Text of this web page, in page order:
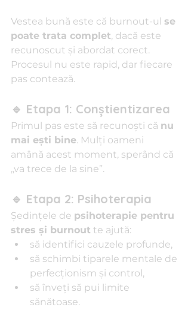
Vestea bună este că burnout-ul se
poate trata complet, dacă este
recunoscut și abordat corect.
Procesul nu este rapid, dar fiecare
pas contează.
🔹 Etapa 1: Conștientizarea
Primul pas este să recunoști că nu
mai ești bine. Mulți oameni
amână acest moment, sperând că
„va trece de la sine”.
🔹 Etapa 2: Psihoterapia
Ședințele de psihoterapie pentru
stres și burnout te ajută:
să identifici cauzele profunde,
să schimbi tiparele mentale de
perfecționism și control,
să înveți să pui limite
sănătoase.